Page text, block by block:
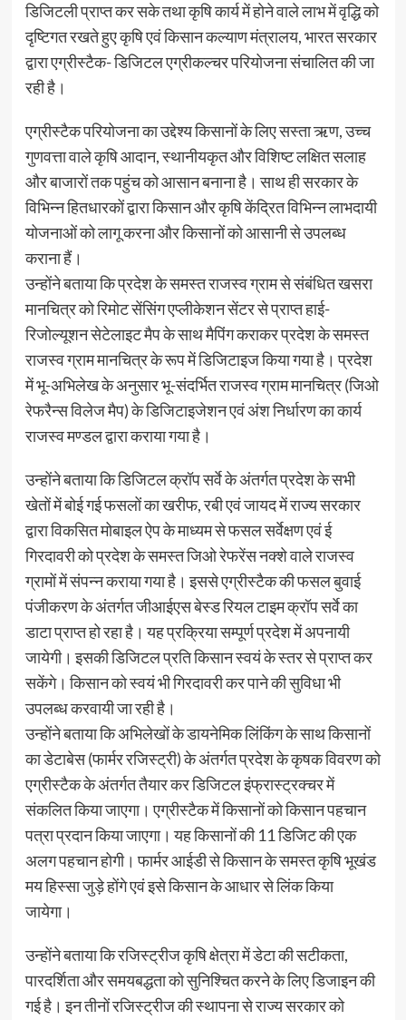
डिजिटली प्राप्त कर सके तथा कृषि कार्य में होने वाले लाभ में वृद्धि को
दृष्टिगत रखते हुए कृषि एवं किसान कल्याण मंत्रालय, भारत सरकार
द्वारा एग्रीस्टैक- डिजिटल एग्रीकल्चर परियोजना संचालित की जा
रही है।
एग्रीस्टैक परियोजना का उद्देश्य किसानों के लिए सस्ता ऋण, उच्च
गुणवत्ता वाले कृषि आदान, स्थानीयकृत और विशिष्ट लक्षित सलाह
और बाजारों तक पहुंच को आसान बनाना है। साथ ही सरकार के
विभिन्न हितधारकों द्वारा किसान और कृषि केंद्रित विभिन्न लाभदायी
योजनाओं को लागू करना और किसानों को आसानी से उपलब्ध
कराना हैं।
उन्होंने बताया कि प्रदेश के समस्त राजस्व ग्राम से संबंधित खसरा
मानचित्र को रिमोट सेंसिंग एप्लीकेशन सेंटर से प्राप्त हाई-
रिजोल्यूशन सेटेलाइट मैप के साथ मैपिंग कराकर प्रदेश के समस्त
राजस्व ग्राम मानचित्र के रूप में डिजिटाइज किया गया है। प्रदेश
में भू-अभिलेख के अनुसार भू-संदर्भित राजस्व ग्राम मानचित्र (जिओ
रेफरैन्स विलेज मैप) के डिजिटाइजेशन एवं अंश निर्धारण का कार्य
राजस्व मण्डल द्वारा कराया गया है।
उन्होंने बताया कि डिजिटल क्रॉप सर्वे के अंतर्गत प्रदेश के सभी
खेतों में बोई गई फसलों का खरीफ, रबी एवं जायद में राज्य सरकार
द्वारा विकसित मोबाइल ऐप के माध्यम से फसल सर्वेक्षण एवं ई
गिरदावरी को प्रदेश के समस्त जिओ रेफरेंस नक्शे वाले राजस्व
ग्रामों में संपन्न कराया गया है। इससे एग्रीस्टैक की फसल बुवाई
पंजीकरण के अंतर्गत जीआईएस बेस्ड रियल टाइम क्रॉप सर्वे का
डाटा प्राप्त हो रहा है। यह प्रक्रिया सम्पूर्ण प्रदेश में अपनायी
जायेगी। इसकी डिजिटल प्रति किसान स्वयं के स्तर से प्राप्त कर
सकेंगे। किसान को स्वयं भी गिरदावरी कर पाने की सुविधा भी
उपलब्ध करवायी जा रही है।
उन्होंने बताया कि अभिलेखों के डायनेमिक लिंकिंग के साथ किसानों
का डेटाबेस (फार्मर रजिस्ट्री) के अंतर्गत प्रदेश के कृषक विवरण को
एग्रीस्टैक के अंतर्गत तैयार कर डिजिटल इंफ्रास्ट्रक्चर में
संकलित किया जाएगा। एग्रीस्टैक में किसानों को किसान पहचान
पत्रा प्रदान किया जाएगा। यह किसानों की 11 डिजिट की एक
अलग पहचान होगी। फार्मर आईडी से किसान के समस्त कृषि भूखंड
मय हिस्सा जुड़े होंगे एवं इसे किसान के आधार से लिंक किया
जायेगा।
उन्होंने बताया कि रजिस्ट्रीज कृषि क्षेत्रा में डेटा की सटीकता,
पारदर्शिता और समयबद्धता को सुनिश्चित करने के लिए डिजाइन की
गई है। इन तीनों रजिस्ट्रीज की स्थापना से राज्य सरकार को